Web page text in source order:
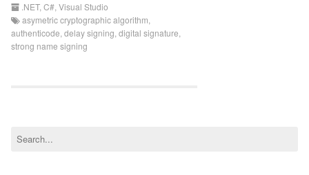
.NET, C# Visual Studio
asymetric cryptographic algorithm
authenticode delay signing digital signature
strong name signing